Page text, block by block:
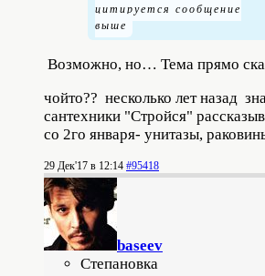
Возможно, но… Тема прямо
чойто?? несколько лет назад
сантехники "Стройся"
со 2го января- унитазы,
29 Дек'17 в 12:14 #95418
baseev
Степановка